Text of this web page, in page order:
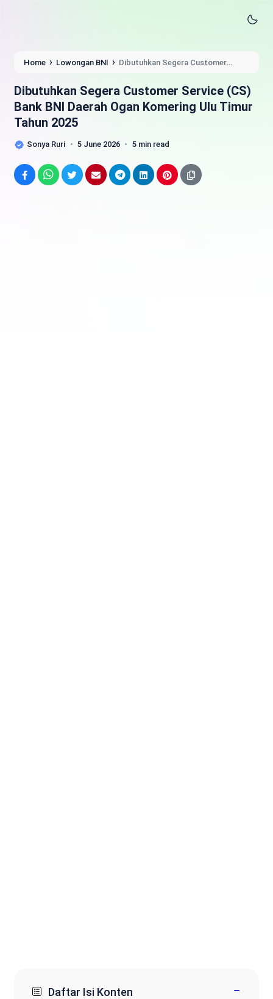
Home › Lowongan BNI › Dibutuhkan Segera Customer
2025
Dibutuhkan Segera Customer Service (CS)
Bank BNI Daerah Ogan Komering Ulu Timur
Tahun 2025
Sonya Ruri 5 June 2026 5 min read
Daftar Isi Konten −